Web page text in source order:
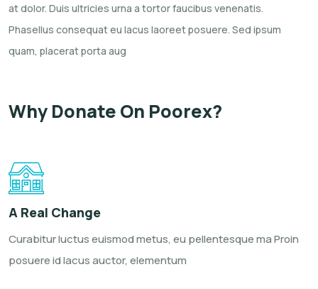
at dolor. Duis ultricies urna a tortor faucibus venenatis.
Phasellus consequat eu lacus laoreet posuere. Sed ipsum
quam, placerat porta aug
Why Donate On Poorex?
A Real Change
Curabitur luctus euismod metus, eu pellentesque ma Proin
posuere idlacus auctor, elementum